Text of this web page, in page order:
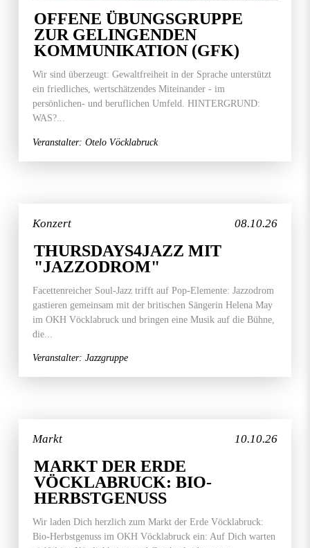
OFFENE ÜBUNGSGRUPPE
ZUR GELINGENDEN
KOMMUNIKATION (GFK)
Wir sind überzeugt: Gewaltfreiheit in der Sprache unterstützt
ein friedliches, wertschätzendes Miteinander - im
persönlichen- und beruflichen Umfeld. HINTERGRUND:
WAS?...
Veranstalter: Otelo Vöcklabruck
08.10.26
Konzert
THURSDAYS4JAZZ MIT
"JAZZODROM"
Facettenreicher Soul-Jazz trifft auf Pop-Elemente: Jazzodrom
gastieren gemeinsam mit der britischen Sängerin Helena May
im OKH Vöcklabruck und bringen eine Musik auf die Bühne,
die...
Veranstalter: Jazzgruppe
10.10.26
Markt
MARKT DER ERDE
VÖCKLABRUCK: BIO-
HERBSTGENUSS
Wir laden Dich herzlich zum Markt der Erde Vöcklabruck:
Bio-Herbstgenuss im OKH Vöcklabruck ein: Auf Dich warten